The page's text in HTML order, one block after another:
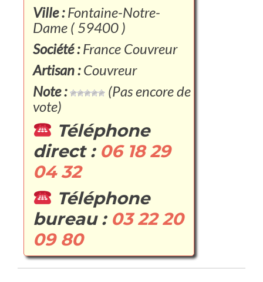
Ville :Fontaine-Notre-
Dame ( 59400 )
Société :France Couvreur
Artisan :Couvreur
Note :
(Pas encore de
vote)
Téléphone
direct : 06 18 29
04 32
Téléphone
bureau : 03 22 20
09 80